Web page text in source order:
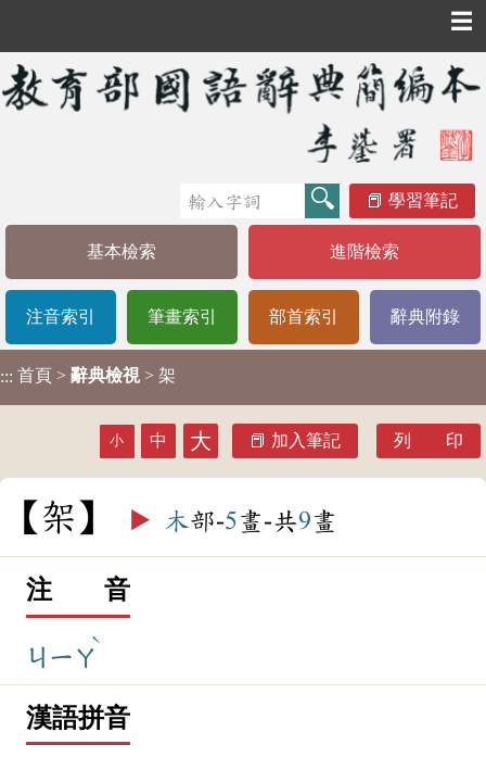
☰
學習筆記
基本檢索 進階檢索
注音索引 筆畫索引 部首索引 辭典附錄
::: 首頁 > 辭典檢視 > 架
小 中 大 加入筆記 列 印
架 ▶️ 木部-5畫-共9畫
注 音
ㄐㄧㄚ
ˋ
漢語拼音